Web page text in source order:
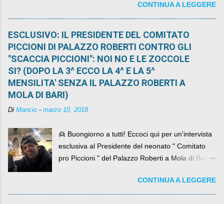
CONTINUA A LEGGERE
ESCLUSIVO: IL PRESIDENTE DEL COMITATO
PICCIONI DI PALAZZO ROBERTI CONTRO GLI
"SCACCIA PICCIONI": NOI NO E LE ZOCCOLE
SI? (DOPO LA 3^ ECCO LA 4^ E LA 5^
MENSILITA' SENZA IL PALAZZO ROBERTI A
MOLA DI BARI)
Di Mancio - marzo 10, 2018
👱 Buongiorno a tutti! Eccoci qui per un'intervista
esclusiva al Presidente del neonato " Comitato
pro Piccioni " del Palazzo Roberti a Mola di Bari ,
come definirlo... signor?....CONTINUA A LEGGERE